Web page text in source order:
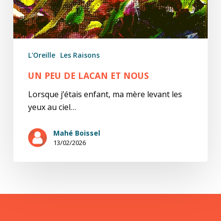
L'Oreille Les Raisons
UN PEU DE LACAN ET NOUS
Lorsque j’étais enfant, ma mère levant les
yeux au ciel…
Mahé Boissel
13/02/2026